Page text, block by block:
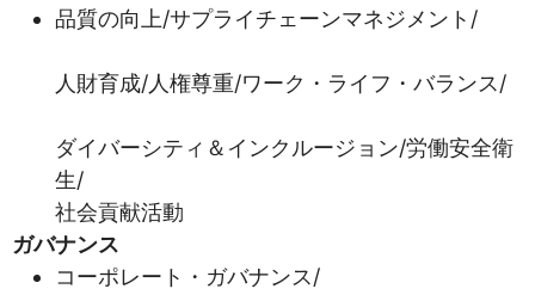
品質の向上/サプライチェーンマネジメント/
人財育成/人権尊重/ワーク・ライフ・バランス/
ダイバーシティ＆インクルージョン/労働安全衛
生/
社会貢献活動
ガバナンス
コーポレート・ガバナンス/